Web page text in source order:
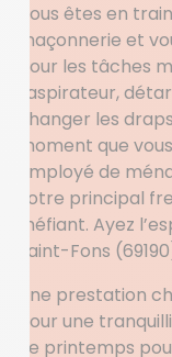
Vous êtes en
maçonnerie et
pour les tâches
l’aspirateur,
changer les
moment que
employé de
votre principal
méfiant. Ayez
Saint-Fons
Une prestation
pour une
de printemps